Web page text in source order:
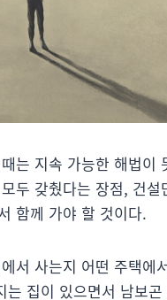
는 지속 가능한 해법
두 갖췄다는 장점, 건
함께 가야 할 것이다.
서 사는지 어떤 주택
집이 있으면서 남보